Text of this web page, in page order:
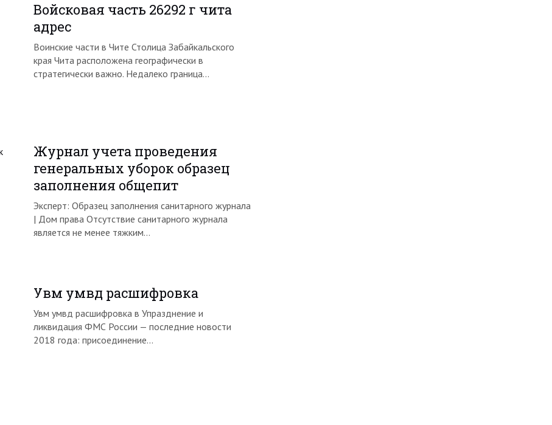
Войсковая часть 26292 г чита
адрес
Воинские части в Чите Столица Забайкальского
края Чита расположена географически в
стратегически важно. Недалеко граница…
Журнал учета проведения
генеральных уборок образец
заполнения общепит
Эксперт: Образец заполнения санитарного журнала
| Дом права Отсутствие санитарного журнала
является не менее тяжким…
Увм умвд расшифровка
Увм умвд расшифровка в Упразднение и
ликвидация ФМС России — последние новости
2018 года: присоединение…